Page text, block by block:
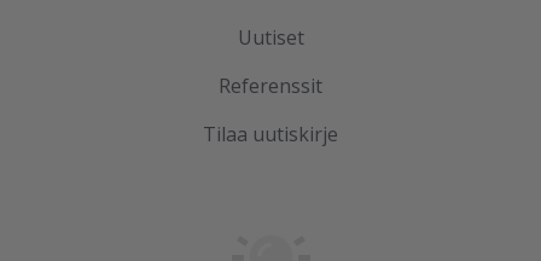
Uutiset
Referenssit
Tilaa uutiskirje